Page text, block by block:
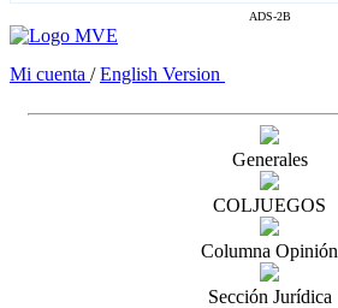
ADS-2B
Mi cuenta /English Version
Generales
COLJUEGOS
Columna Opinión
Sección Jurídica